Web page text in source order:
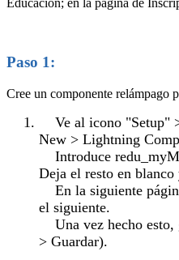
Educación; en la página de
Paso 1:
Cree un componente relámpago
Ve al icono "Setup"
New > Lightning
Introduce
Deja el resto en
En la siguiente
el siguiente.
Una vez hecho esto,
> Guardar).